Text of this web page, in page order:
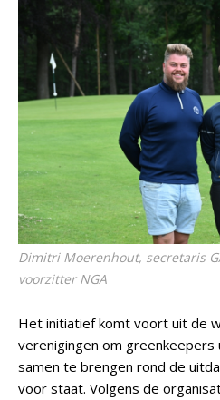
Dimitri Moerenhout, secretaris
voorzitter NGA
Het initiatief komt voort uit de
verenigingen om greenkeepers
samen te brengen rond de
voor staat. Volgens de